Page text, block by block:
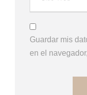
Guardar mis
en el